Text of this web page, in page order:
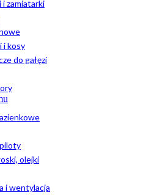
i zamiatarki
i kosy
do gałęzi
olejki
i wentylacja